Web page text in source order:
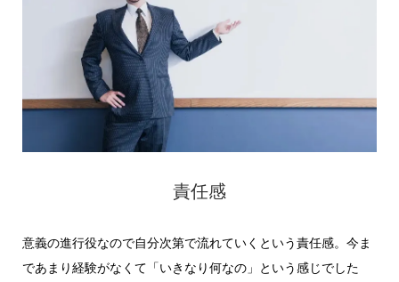
責任感
意義の進行役なので自分次第で流れていくという責任感。今ま
であまり経験がなくて「いきなり何なの」という感じでした